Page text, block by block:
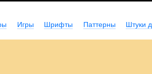
Игры Шрифты Паттерны Штуки